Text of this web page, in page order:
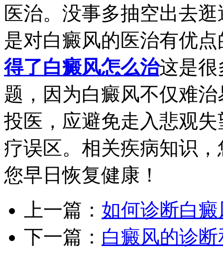
医治。没事多抽空出去
是对白癜风的医治有优
得了白癜风怎么治这是很
题，因为白癜风不仅难
投医，应避免走入悲观
疗误区。相关疾病知识
您早日恢复健康！
上一篇： 如何诊断白
下一篇： 白癜风的诊